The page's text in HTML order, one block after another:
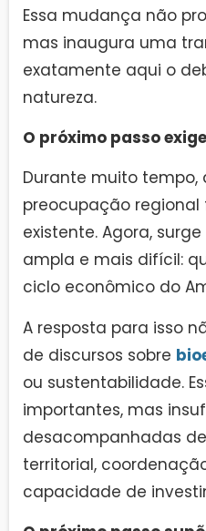
Essa mudança não
mas inaugura uma
exatamente aqui o
natureza.
O próximo passo
Durante muito tempo,
preocupação
existente. Agora,
ampla e mais difícil:
ciclo econômico do
A resposta para isso
de discursos sobre
ou sustentabilidade.
importantes, mas
desacompanhadas
territorial,
capacidade de